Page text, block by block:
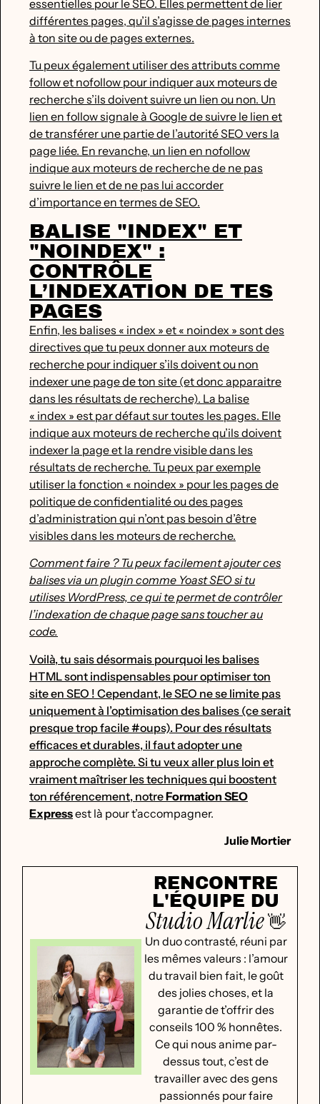
essentielles pour le SEO. Elles permettent de lier
différentes pages, qu’il s’agisse de pages internes
à ton site ou de pages externes.
Tu peux également utiliser des attributs comme
follow et nofollow pour indiquer aux moteurs de
recherche s’ils doivent suivre un lien ou non. Un
lien en follow signale à Google de suivre le lien et
de transférer une partie de l’autorité SEO vers la
page liée. En revanche, un lien en nofollow
indique aux moteurs de recherche de ne pas
suivre le lien et de ne pas lui accorder
d’importance en termes de SEO.
BALISE "INDEX" ET
"NOINDEX" :
CONTRÔLE
L’INDEXATION DE TES
PAGES
Enfin, les balises « index » et « noindex » sont des
directives que tu peux donner aux moteurs de
recherche pour indiquer s’ils doivent ou non
indexer une page de ton site (et donc apparaitre
dans les résultats de recherche). La balise
« index » est par défaut sur toutes les pages. Elle
indique aux moteurs de recherche qu’ils doivent
indexer la page et la rendre visible dans les
résultats de recherche. Tu peux par exemple
utiliser la fonction « noindex » pour les pages de
politique de confidentialité ou des pages
d’administration qui n’ont pas besoin d’être
visibles dans les moteurs de recherche.
Comment faire ? Tu peux facilement ajouter ces
balises via un plugin comme Yoast SEO si tu
utilises WordPress, ce qui te permet de contrôler
l’indexation de chaque page sans toucher au
code.
Voilà, tu sais désormais pourquoi les balises
HTML sont indispensables pour optimiser ton
site en SEO ! Cependant, le SEO ne se limite pas
uniquement à l’optimisation des balises (ce serait
presque trop facile #oups). Pour des résultats
efficaces et durables, il faut adopter une
approche complète. Si tu veux aller plus loin et
vraiment maîtriser les techniques qui boostent
ton référencement, notreFormation SEO
Expressest là pour t’accompagner.
Julie Mortier
RENCONTRE
L'ÉQUIPE DU
Studio Marlie 👋
Un duo contrasté, réuni par
les mêmes valeurs : l’amour
du travail bien fait, le goût
des jolies choses, et la
garantie de t’offrir des
conseils 100 % honnêtes.
Ce qui nous anime par-
dessus tout, c’est de
travailler avec des gens
passionnés pour faire